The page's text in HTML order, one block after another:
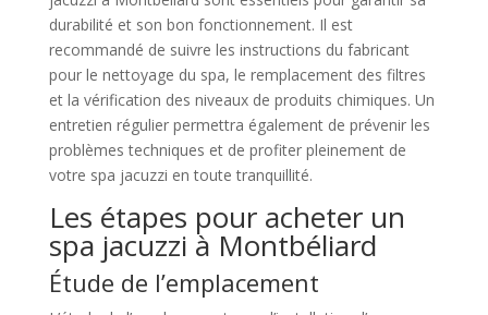
durabilité et son bon fonctionnement. Il est
recommandé de suivre les instructions du fabricant
pour le nettoyage du spa, le remplacement des filtres
et la vérification des niveaux de produits chimiques. Un
entretien régulier permettra également de prévenir les
problèmes techniques et de profiter pleinement de
votre spa jacuzzi en toute tranquillité.
Les étapes pour acheter un
spa jacuzzi à Montbéliard
Étude de l’emplacement